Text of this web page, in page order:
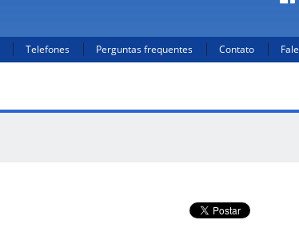
Telefones Perguntas frequentes Contato